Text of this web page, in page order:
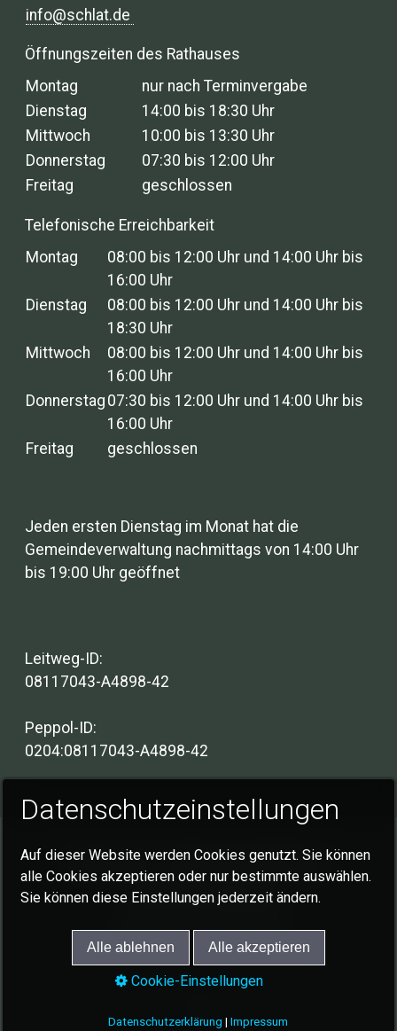
info@schlat.de
Öffnungszeiten des Rathauses
Montag
nur nach Terminvergabe
Dienstag
14:00 bis 18:30 Uhr
Mittwoch
10:00 bis 13:30 Uhr
Donnerstag
07:30 bis 12:00 Uhr
Freitag
geschlossen
Telefonische Erreichbarkeit
Montag
08:00 bis 12:00 Uhr und 14:00 Uhr bis
16:00 Uhr
Dienstag
08:00 bis 12:00 Uhr und 14:00 Uhr bis
18:30 Uhr
Mittwoch
08:00 bis 12:00 Uhr und 14:00 Uhr bis
16:00 Uhr
Donnerstag 07:30 bis 12:00 Uhr und 14:00 Uhr bis
16:00 Uhr
Freitag
geschlossen
Jeden ersten Dienstag im Monat hat die
Gemeindeverwaltung nachmittags von 14:00 Uhr
bis 19:00 Uhr geöffnet
Leitweg-ID:
08117043-A4898-42
Peppol-ID:
0204:08117043-A4898-42
Impressum
Datenschutzerklärung
Cookie-Einstellungen
© 2026 Gemeinde Schlat
Datenschutzeinstellungen
Auf dieser Website werden Cookies genutzt. Sie können
alle Cookies akzeptieren oder nur bestimmte auswählen.
Sie können diese Einstellungen jederzeit ändern.
Alle ablehnen Alle akzeptieren
Cookie-Einstellungen
Datenschutzerklärung |Impressum